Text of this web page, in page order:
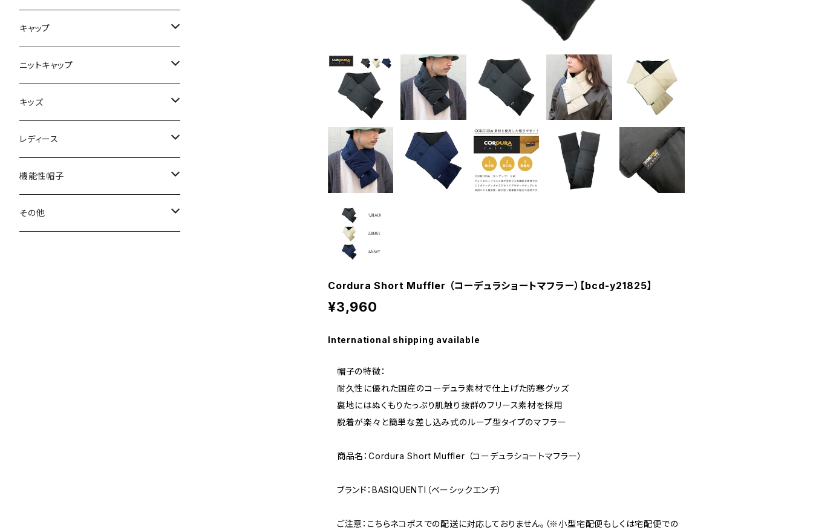
Cordura Short Muffler （コーデュラショートマフラー）【bcd-y21825】
¥3,960
International shipping available
帽子の特徴：
耐久性に優れた国産のコーデュラ素材で仕上げた防寒グッズ
裏地にはぬくもりたっぷり肌触り抜群のフリース素材を採用
脱着が楽々と簡単な差し込み式のループ型タイプのマフラー
商品名：Cordura Short Muffler （コーデュラショートマフラー）
ブランド：BASIQUENTI（ベーシックエンチ）
ご注意：こちらネコポスでの配送に対応しておりません。（※小型宅配便もしくは宅配便での
秋冬
春夏
秋冬
キャップ
春夏
秋冬
ニットキャップ
春夏
秋冬
キッズ
春夏
秋冬
レディース
春夏
秋冬
機能性帽子
春夏
その他